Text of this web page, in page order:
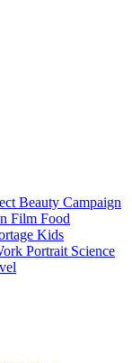
Beauty Campaign
Film Food
Kids
Portrait Science